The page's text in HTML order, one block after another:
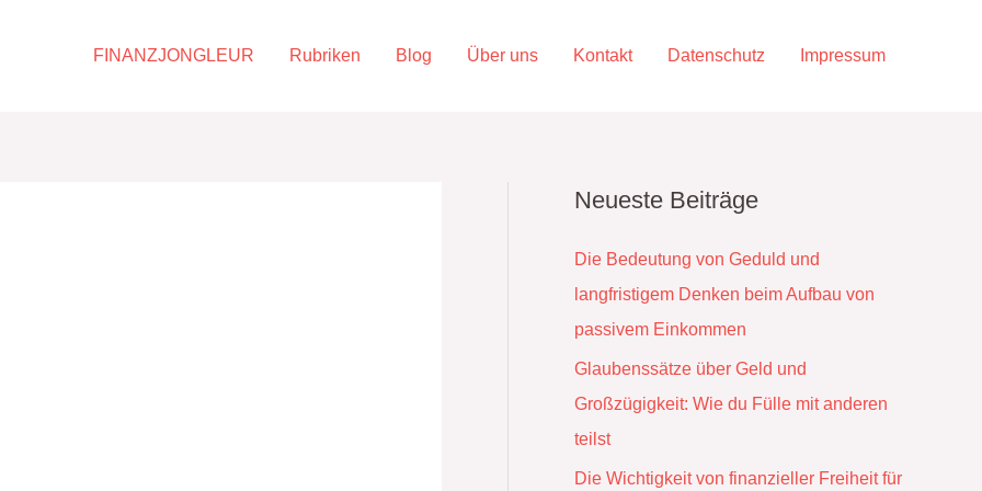
FINANZJONGLEUR Rubriken Blog Über uns Kontakt Datenschutz Impressum
Neueste Beiträge
Die Bedeutung von Geduld und
langfristigem Denken beim Aufbau von
passivem Einkommen
Glaubenssätze über Geld und
Großzügigkeit: Wie du Fülle mit anderen
teilst
Die Wichtigkeit von finanzieller Freiheit für